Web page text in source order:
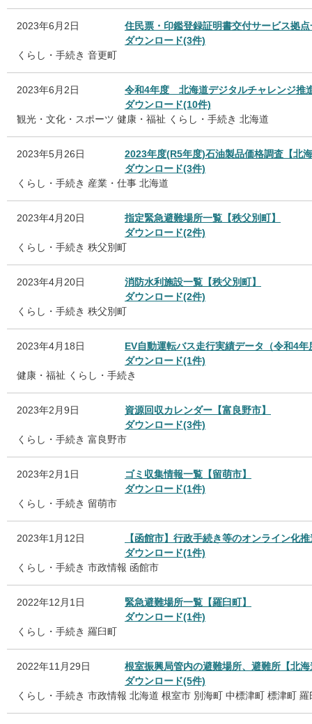
2023年6月2日
住民票・印鑑登録証明書交付サービス拠
ダウンロード(3件)
くらし・手続き 音更町
2023年6月2日
令和4年度 北海道デジタルチャレンジ推
ダウンロード(10件)
観光・文化・スポーツ 健康・福祉 くらし・手続き 北海道
2023年5月26日
2023年度(R5年度)石油製品価格調査【北
ダウンロード(3件)
くらし・手続き 産業・仕事 北海道
2023年4月20日
指定緊急避難場所一覧【秩父別町】
ダウンロード(2件)
くらし・手続き 秩父別町
2023年4月20日
消防水利施設一覧【秩父別町】
ダウンロード(2件)
くらし・手続き 秩父別町
2023年4月18日
EV自動運転バス走行実績データ（令和4
ダウンロード(1件)
健康・福祉 くらし・手続き
2023年2月9日
資源回収カレンダー【富良野市】
ダウンロード(3件)
くらし・手続き 富良野市
2023年2月1日
ゴミ収集情報一覧【留萌市】
ダウンロード(1件)
くらし・手続き 留萌市
2023年1月12日
【函館市】行政手続き等のオンライン化
ダウンロード(1件)
くらし・手続き 市政情報 函館市
2022年12月1日
緊急避難場所一覧【羅臼町】
ダウンロード(1件)
くらし・手続き 羅臼町
2022年11月29日
根室振興局管内の避難場所、避難所【北海
ダウンロード(5件)
くらし・手続き 市政情報 北海道 根室市 別海町 中標津町 標津町 羅